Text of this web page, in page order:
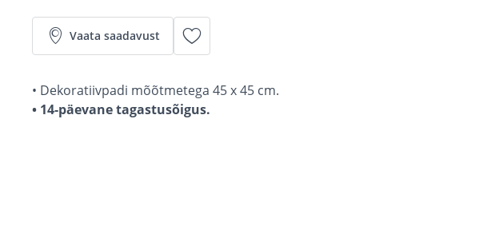
Vaata saadavust
• Dekoratiivpadi mõõtmetega 45 x 45 cm.
• 14-päevane tagastusõigus.